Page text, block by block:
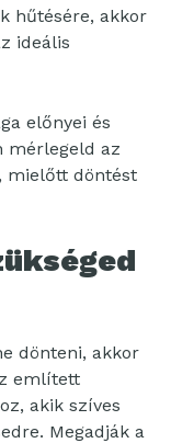
hűtésére, akkor
ideális
előnyei és
mérlegeld az
mielőtt döntést
dönteni, akkor
említett
akik szíves
Megadják a